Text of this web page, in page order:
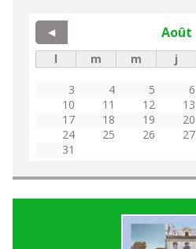
Août
◀
l m m j
3
4 5 6
10
11 12 13
17
18 19 20
24
25 26 27
31